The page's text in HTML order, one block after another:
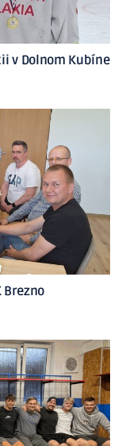
v Dolnom Kubíne
Brezno